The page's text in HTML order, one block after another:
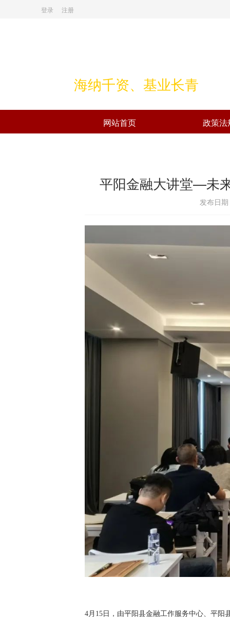
登录 注册
海纳千资、基业长青
网站首页 政策法
平阳金融大讲堂—未
发布日
4月15日，由平阳县金融工作服务中心、平